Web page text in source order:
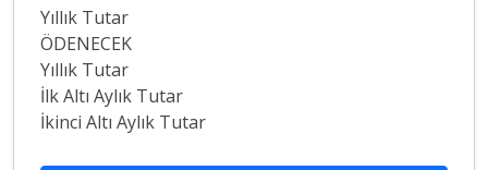
Yıllık Tutar
ÖDENECEK
Yıllık Tutar
İlk Altı Aylık Tutar
İkinci Altı Aylık Tutar